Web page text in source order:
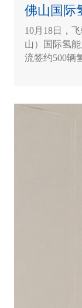
佛山国际
10月18日，
山）国际氢
流签约500辆